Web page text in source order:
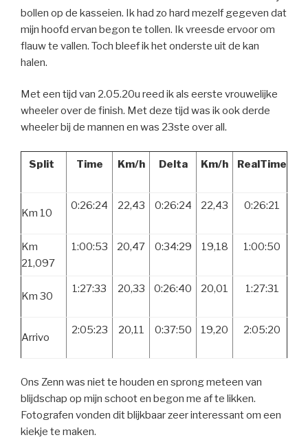
bollen op de kasseien. Ik had zo hard mezelf gegeven dat
mijn hoofd ervan begon te tollen. Ik vreesde ervoor om
flauw te vallen. Toch bleef ik het onderste uit de kan
halen.
Met een tijd van 2.05.20u reed ik als eerste vrouwelijke
wheeler over de finish. Met deze tijd was ik ook derde
wheeler bij de mannen en was 23ste over all.
Split Time Km/h Delta Km/h RealTime
Km 10
0:26:24 22,43 0:26:24 22,43 0:26:21
Km
21,097
1:00:53 20,47 0:34:29 19,18 1:00:50
Km 30
1:27:33 20,33 0:26:40 20,01 1:27:31
Arrivo
2:05:23 20,11 0:37:50 19,20 2:05:20
Ons Zenn was niet te houden en sprong meteen van
blijdschap op mijn schoot en begon me af te likken.
Fotografen vonden dit blijkbaar zeer interessant om een
kiekje te maken.